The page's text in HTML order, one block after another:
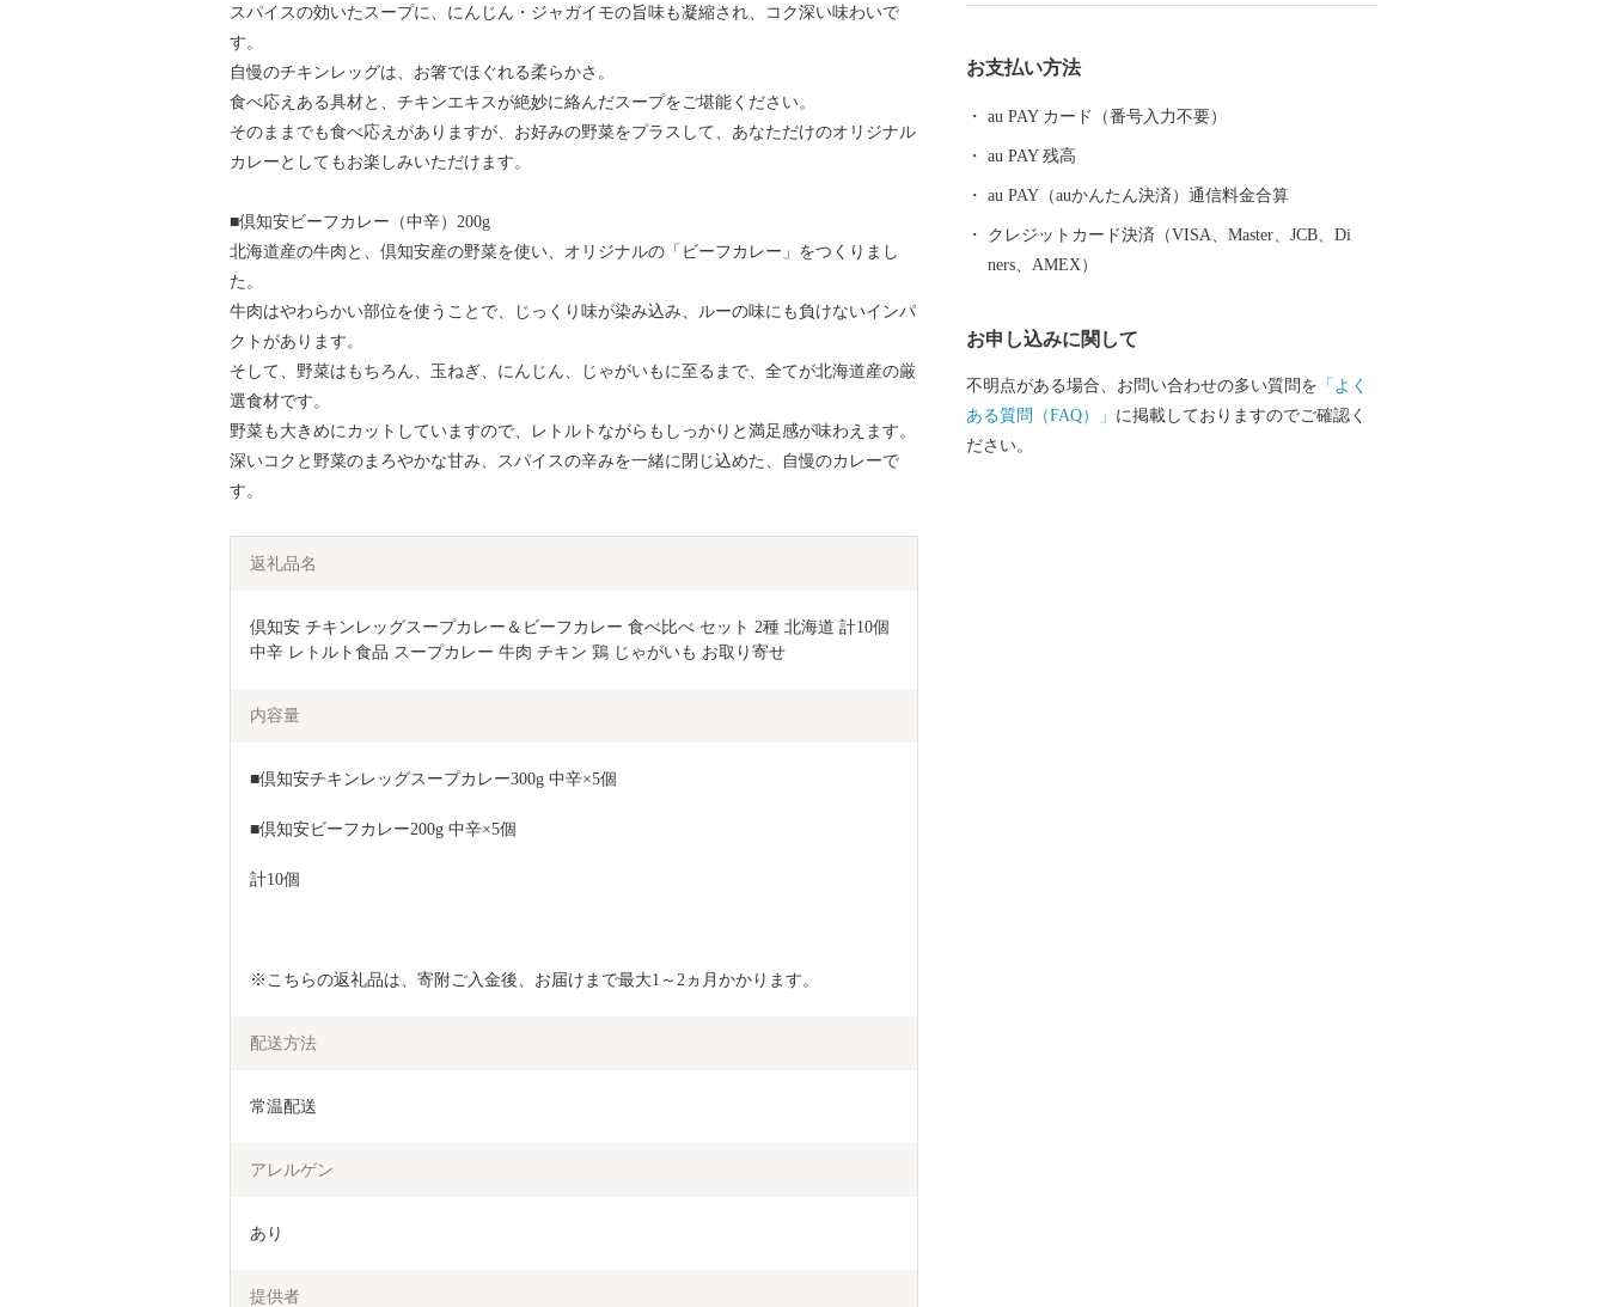
スパイスの効いたスープに、にんじん・ジャガイモの旨味も凝縮され、コク深い味わいで
す。
自慢のチキンレッグは、お箸でほぐれる柔らかさ。
食べ応えある具材と、チキンエキスが絶妙に絡んだスープをご堪能ください。
そのままでも食べ応えがありますが、お好みの野菜をプラスして、あなただけのオリジナル
カレーとしてもお楽しみいただけます。
■倶知安ビーフカレー（中辛）200g
北海道産の牛肉と、倶知安産の野菜を使い、オリジナルの「ビーフカレー」をつくりまし
た。
牛肉はやわらかい部位を使うことで、じっくり味が染み込み、ルーの味にも負けないインパ
クトがあります。
そして、野菜はもちろん、玉ねぎ、にんじん、じゃがいもに至るまで、全てが北海道産の厳
選食材です。
野菜も大きめにカットしていますので、レトルトながらもしっかりと満足感が味わえます。
深いコクと野菜のまろやかな甘み、スパイスの辛みを一緒に閉じ込めた、自慢のカレーで
す。
返礼品名
倶知安 チキンレッグスープカレー＆ビーフカレー 食べ比べ セット 2種 北海道 計10個
中辛 レトルト食品 スープカレー 牛肉 チキン 鶏 じゃがいも お取り寄せ
内容量
■倶知安チキンレッグスープカレー300g 中辛×5個
■倶知安ビーフカレー200g 中辛×5個
計10個
※こちらの返礼品は、寄附ご入金後、お届けまで最大1～2ヵ月かかります。
配送方法
常温配送
アレルゲン
あり
提供者
す。 「スキーの町宣言」をした倶知安町は、「東洋の
サンモリッツ」とも呼ばれるスキーの聖地で、冬にな
やスノーボーダーが、上質なパウダースノーを楽しみ
に訪れます。
お支払い方法
au PAY カード（番号入力不要）
au PAY 残高
au PAY（auかんたん決済）通信料金合算
クレジットカード決済（VISA、Master、JCB、Di
ners、AMEX）
お申し込みに関して
不明点がある場合、お問い合わせの多い質問を 「よく
ある質問（FAQ）」 に掲載しておりますのでご確認く
ださい。